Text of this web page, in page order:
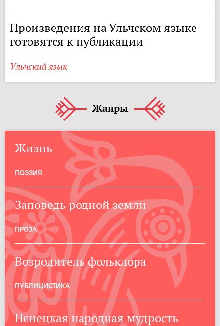
Произведения на Ульчском языке
готовятся к публикации
Ульчский язык
Жанры
Жизнь
ПОЭЗИЯ
Заповедь родной земли
ПРОЗА
Возродитель фольклора
ПУБЛИЦИСТИКА
Ненецкая народная мудрость